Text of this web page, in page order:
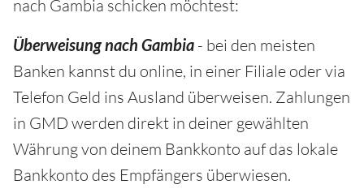
nach Gambia schicken möchtest:
Überweisung nach Gambia - bei den meisten
Banken kannst du online, in einer Filiale oder via
Telefon Geld ins Ausland überweisen. Zahlungen
in GMD werden direkt in deiner gewählten
Währung von deinem Bankkonto auf das lokale
Bankkonto des Empfängers überwiesen.